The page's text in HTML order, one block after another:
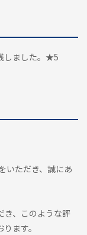
しました。★5
いただき、誠にあ
き、このような評
ます。